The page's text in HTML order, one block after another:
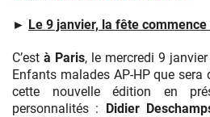
► Le 9 janvier, la fête commence
C’est à Paris, le mercredi 9
Enfants malades AP-HP que sera
cette nouvelle édition en
personnalités : Didier